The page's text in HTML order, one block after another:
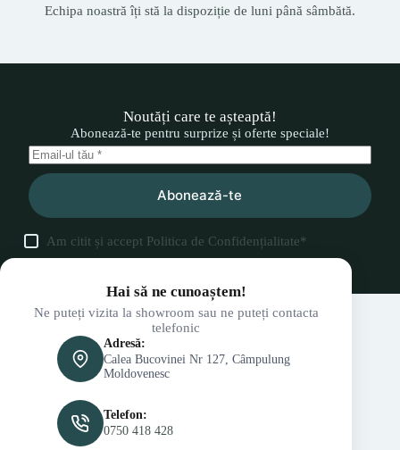
Echipa noastră îți stă la dispoziție de luni până sâmbătă.
Noutăți care te așteaptă!
Abonează-te pentru surprize și oferte speciale!
Abonează-te
Am citit și accept Politica de Confidențialitate*
Hai să ne cunoaștem!
Ne puteți vizita la showroom sau ne puteți contacta
telefonic
Adresă:
Calea Bucovinei Nr 127, Câmpulung
Moldovenesc
Telefon:
0750 418 428